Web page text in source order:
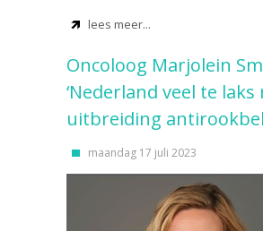
lees meer...
Oncoloog Marjolein
‘Nederland veel te laks
uitbreiding
maandag 17 juli 2023